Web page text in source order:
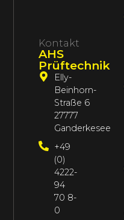
Kontakt
AHS
Prüftechnik
Elly-
Beinhorn-
Straße 6
27777
Ganderkesee
+49
(0)
4222-
94
70 8-
0